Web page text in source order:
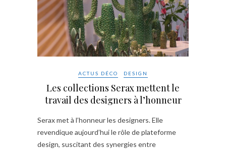
ACTUS DÉCO DESIGN
Les collections Serax mettent le
travail des designers à l’honneur
Serax met à l’honneur les designers. Elle
revendique aujourd’hui le rôle de plateforme
design, suscitant des synergies entre